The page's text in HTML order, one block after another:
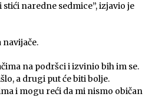
naredne sedmice”, izjavio je
navijače.
na podršci i izvinio bih im se.
a drugi put će biti bolje.
i mogu reći da mi nismo običan